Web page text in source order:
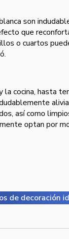
son
que
o cuartos
cocina, hasta
así como
optan por
de decoración